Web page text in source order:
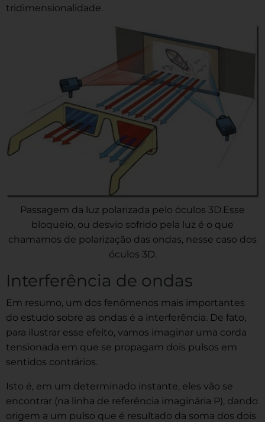
tridimensionalidade.
Passagem da luz polarizada pelo óculos 3D.Esse
bloqueio, ou desvio sofrido pela luz é o que
chamamos de polarização das ondas, nesse caso dos
óculos 3D.
Interferência de ondas
Em resumo, um dos fenômenos mais importantes
do estudo sobre as ondas é a interferência. De fato,
para ilustrar esse efeito, vamos imaginar uma corda
tensionada em que se propagam dois pulsos em
sentidos contrários.
Isto é, em um determinado instante, eles vão se
encontrar (na linha de referência imaginária P), dando
origem a um pulso que é resultado da soma dos dois